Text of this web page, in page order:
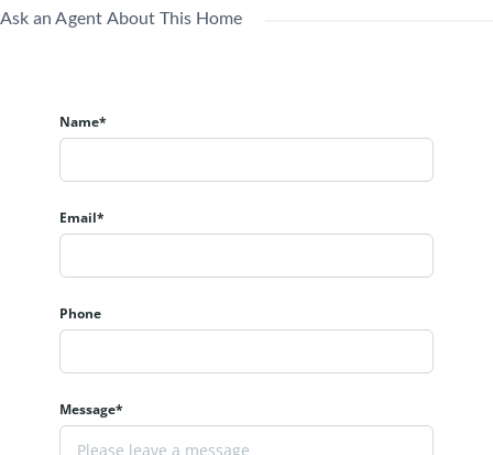
Ask an Agent About This Home
Name*
Email*
Phone
Message*